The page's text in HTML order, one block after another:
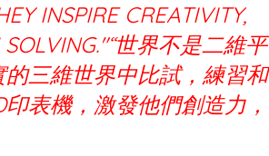
INSPIRE CREATIVITY,
世界不是二維平
三維世界中比試，練習和
表機，激發他們創造力，